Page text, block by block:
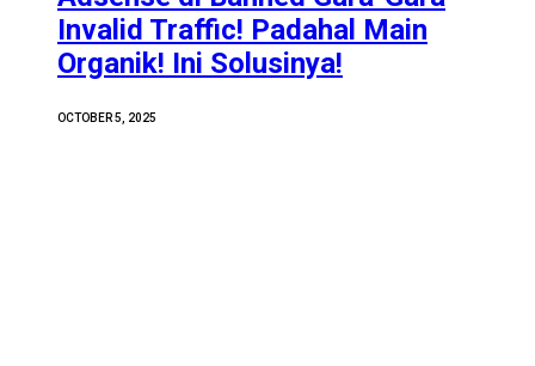
Invalid Traffic! Padahal Main
Organik! Ini Solusinya!
OCTOBER 5, 2025